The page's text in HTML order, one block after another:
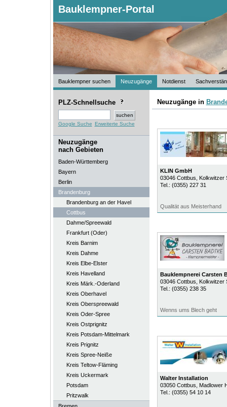
Bauklempner-Portal
Bauklempner suchen Neuzugänge Notdienst
PLZ-Schnellsuche
Google Suche Erweiterte Suche
Neuzugänge
nach Gebieten
Baden-Württemberg
Bayern
Berlin
Brandenburg
Brandenburg an der Havel
Cottbus
Dahme/Spreewald
Frankfurt (Oder)
Kreis Barnim
Kreis Dahme
Kreis Elbe-Elster
Kreis Havelland
Kreis Märk.-Oderland
Kreis Oberhavel
Kreis Oberspreewald
Kreis Oder-Spree
Kreis Ostprignitz
Kreis Potsdam-Mittelmark
Kreis Prignitz
Kreis Spree-Neiße
Kreis Teltow-Fläming
Kreis Uckermark
Potsdam
Pritzwalk
Neuzugänge in
KLIN GmbH
03046 Cottbus ,
Tel.: (0355) 227 31
Qualität aus Meisterhand
Bauklempnerei Carsten
03046 Cottbus , Kolkwitzer
Tel.: (0355) 238 35
Wenns ums Blech geht
Walter Installation
03050 Cottbus , Madlower
Tel.: (0355) 54 10 14